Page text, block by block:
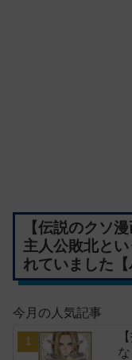
【伝説のクソ
主人公敗北と
れていました【
今月の人気記事